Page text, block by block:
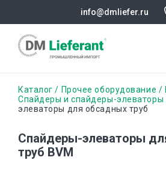
основному
info@dmliefer.ru
Строка
навигации
Каталог Прочее оборудование
Спайдеры и спайдеры-элеваторы
элеваторы для обсадных труб
Спайдеры-элеваторы
труб BVM